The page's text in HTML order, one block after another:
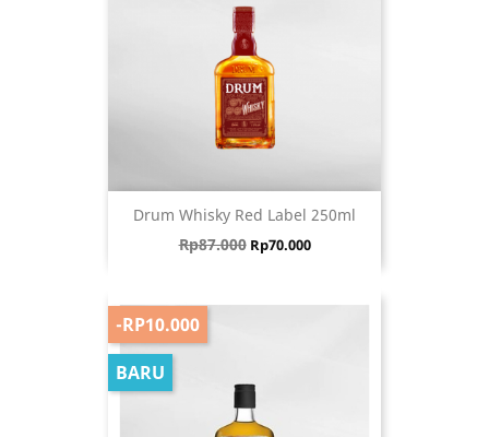
Drum Whisky Red Label 250ml
Harga biasa
Rp87.000 Harga
Rp70.000
-RP10.000
BARU